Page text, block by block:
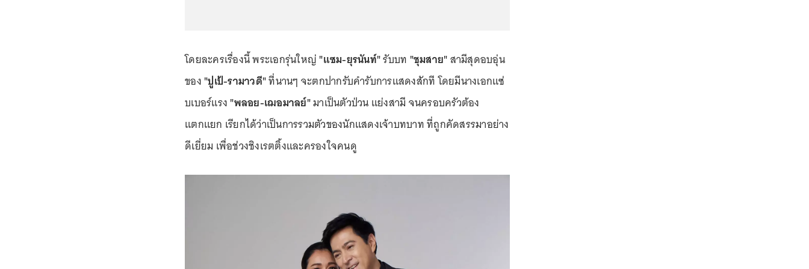
โดยละครเรื่องนี้ พระเอกรุ่นใหญ่ "แซม-ยุรนันท์"รับบท "ชุมสาย"สามีสุดอบอุ่น
ของ "ปูเป้-รามาวดี"ที่นานๆ จะตกปากรับคำรับการแสดงสักที โดยมีนางเอกแซ่
บเบอร์แรง "พลอย-เฌอมาลย์"มาเป็นตัวป่วน แย่งสามี จนครอบครัวต้อง
แตกแยก เรียกได้ว่าเป็นการรวมตัวของนักแสดงเจ้าบทบาท ที่ถูกคัดสรรมาอย่าง
ดีเยี่ยม เพื่อช่วงชิงเรตติ้งและครองใจคนดู